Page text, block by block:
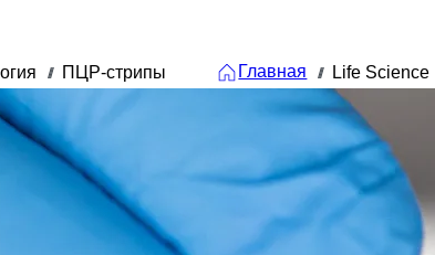
/// ПЦР-стрипы Главная /// Life Science